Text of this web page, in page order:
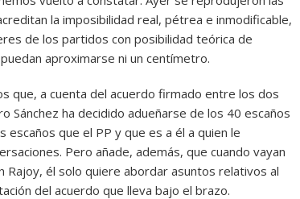
la imposibilidad real, pétrea e inmodificable,
de los partidos con posibilidad teórica de
aproximarse ni un centímetro.
que, a cuenta del acuerdo firmado entre los dos
Sánchez ha decidido adueñarse de los 40 escaños
que el PP y que es a él a quien le
Pero añade, además, que cuando vayan
Rajoy, él solo quiere abordar asuntos relativos al
del acuerdo que lleva bajo el brazo.